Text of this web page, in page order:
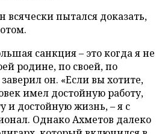
всячески пытался доказать,
санкция – это когда я не
родине, по своей, по
он. «Если вы хотите,
имел достойную работу,
и достойную жизнь, – я с
Однако Ахметов далеко